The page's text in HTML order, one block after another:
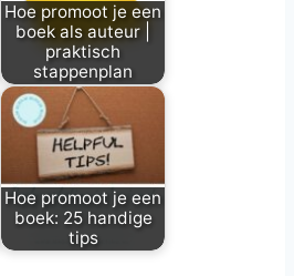
Hoe promoot je een
boek als auteur |
praktisch
stappenplan
Magische
Marketing /
Boekmarketing /
Hoe promoot je
een boek?…
Hoe promoot je een
boek: 25 handige
tips